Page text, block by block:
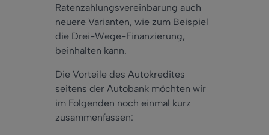
Ratenzahlungsvereinbarung auch
neuere Varianten, wie zum Beispiel
die Drei-Wege-Finanzierung,
beinhalten kann.
Die Vorteile des Autokredites
seitens der Autobank möchten wir
im Folgenden noch einmal kurz
zusammenfassen: